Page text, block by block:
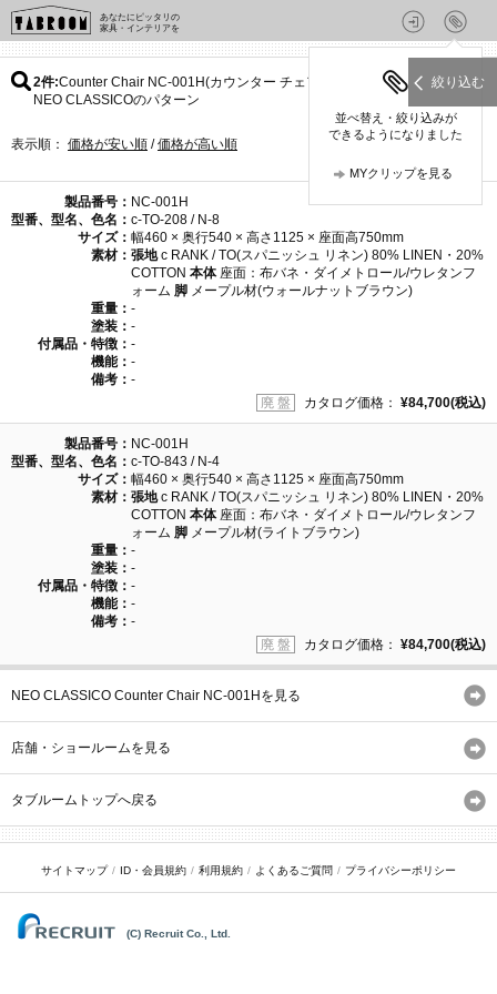
あなたにピッタリの
家具・インテリアを
並べ替え・絞り込みが
できるようになりました
MYクリップを見る
絞り込む
2件 Counter Chair NC-001H(カウンター チェア NC-001H) /
NEO CLASSICOのパターン
表示順： 価格が安い順 /価格が高い順
製品番号： NC-001H
型番、型名、色名： c-TO-208 / N-8
サイズ： 幅460 × 奥行540 × 高さ1125 × 座面高750mm
素材： 張地c RANK / TO(スパニッシュ リネン) 80% LINEN・20%
COTTON 本体座面：布バネ・ダイメトロール/ウレタンフ
ォーム 脚 メープル材(ウォールナットブラウン)
重量： -
塗装： -
付属品・特徴： -
機能： -
備考： -
廃 盤
カタログ価格： ¥84,700(税込)
製品番号： NC-001H
型番、型名、色名： c-TO-843 / N-4
サイズ： 幅460 × 奥行540 × 高さ1125 × 座面高750mm
素材： 張地c RANK / TO(スパニッシュ リネン) 80% LINEN・20%
COTTON 本体座面：布バネ・ダイメトロール/ウレタンフ
ォーム 脚 メープル材(ライトブラウン)
重量： -
塗装： -
付属品・特徴： -
機能： -
備考： -
廃 盤
カタログ価格： ¥84,700(税込)
NEO CLASSICO Counter Chair NC-001Hを見る
店舗・ショールームを見る
タブルームトップへ戻る
サイトマップ ID・会員規約 利用規約 よくあるご質問 プライバシーポリシー
(C) Recruit Co., Ltd.